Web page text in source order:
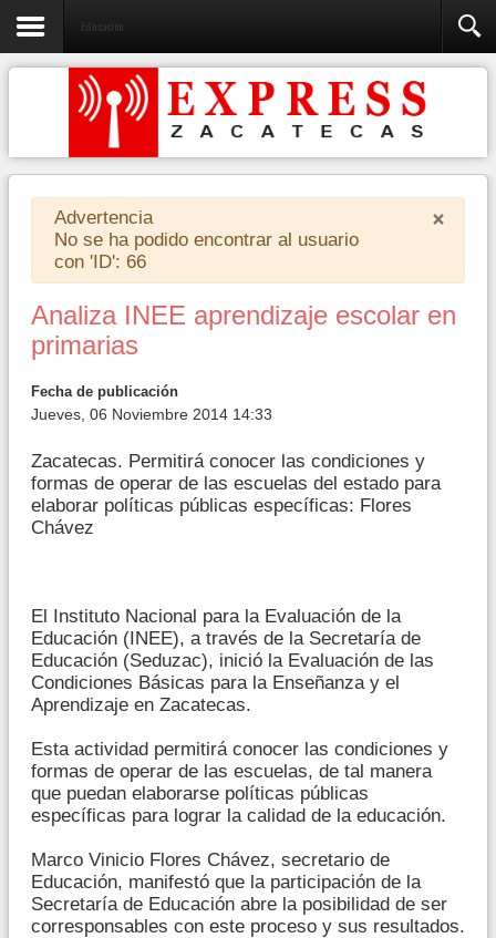
Educación
×
Advertencia
No se ha podido encontrar al usuario
con 'ID': 66
Analiza INEE aprendizaje escolar en
primarias
Fecha de publicación
Jueves, 06 Noviembre 2014 14:33
Zacatecas. Permitirá conocer las condiciones y
formas de operar de las escuelas del estado para
elaborar políticas públicas específicas: Flores
Chávez
El Instituto Nacional para la Evaluación de la
Educación (INEE), a través de la Secretaría de
Educación (Seduzac), inició la Evaluación de las
Condiciones Básicas para la Enseñanza y el
Aprendizaje en Zacatecas.
Esta actividad permitirá conocer las condiciones y
formas de operar de las escuelas, de tal manera
que puedan elaborarse políticas públicas
específicas para lograr la calidad de la educación.
Marco Vinicio Flores Chávez, secretario de
Educación, manifestó que la participación de la
Secretaría de Educación abre la posibilidad de ser
corresponsables con este proceso y sus resultados.